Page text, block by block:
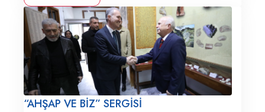
“AHŞAP VE BİZ” SERGİSİ